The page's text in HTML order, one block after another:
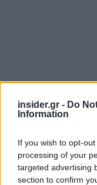
insider.gr - Do
Information
If you wish to opt-
processing of your
targeted advertising
section to confirm